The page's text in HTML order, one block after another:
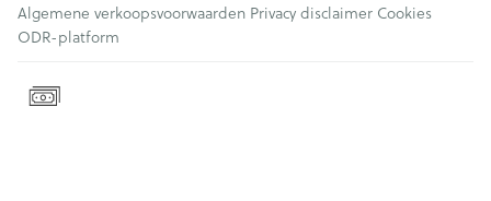
Algemene verkoopsvoorwaarden Privacy disclaimer Cookies
ODR-platform